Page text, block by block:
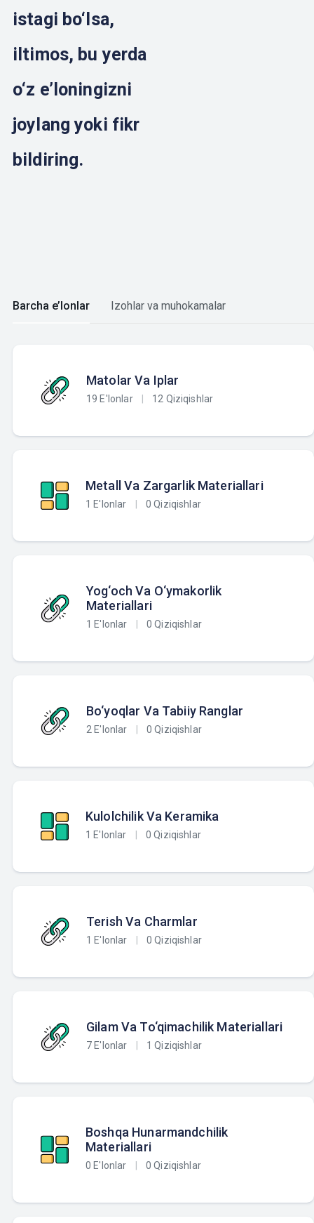
istagi bo‘lsa,
iltimos, bu yerda
o‘z e’loningizni
joylang yoki fikr
bildiring.
Barcha e’lonlar Izohlar va muhokamalar
Matolar Va Iplar
19 E'lonlar 12 Qiziqishlar
Metall Va Zargarlik Materiallari
1 E'lonlar 0 Qiziqishlar
Yog‘och Va O‘ymakorlik
Materiallari
1 E'lonlar 0 Qiziqishlar
Bo‘yoqlar Va Tabiiy Ranglar
2 E'lonlar 0 Qiziqishlar
Kulolchilik Va Keramika
1 E'lonlar 0 Qiziqishlar
Terish Va Charmlar
1 E'lonlar 0 Qiziqishlar
Gilam Va To‘qimachilik Materiallari
7 E'lonlar 1 Qiziqishlar
Boshqa Hunarmandchilik
Materiallari
0 E'lonlar 0 Qiziqishlar